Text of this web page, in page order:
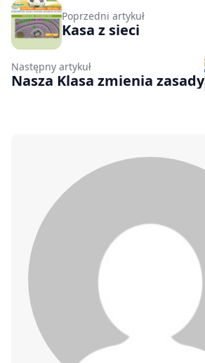
Poprzedni artykuł
Kasa z sieci
Następny artykuł
Nasza Klasa zmienia zasady